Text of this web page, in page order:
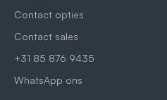
Contact opties
Contact sales
+31 85 876 9435
WhatsApp ons